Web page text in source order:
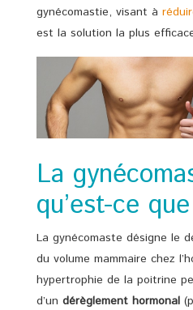
gynécomastie, visant à
est la solution la plus
La
qu’est-ce
La gynécomaste désigne le
du volume mammaire chez
hypertrophie de la poitrine
d’un dérèglement hormonal